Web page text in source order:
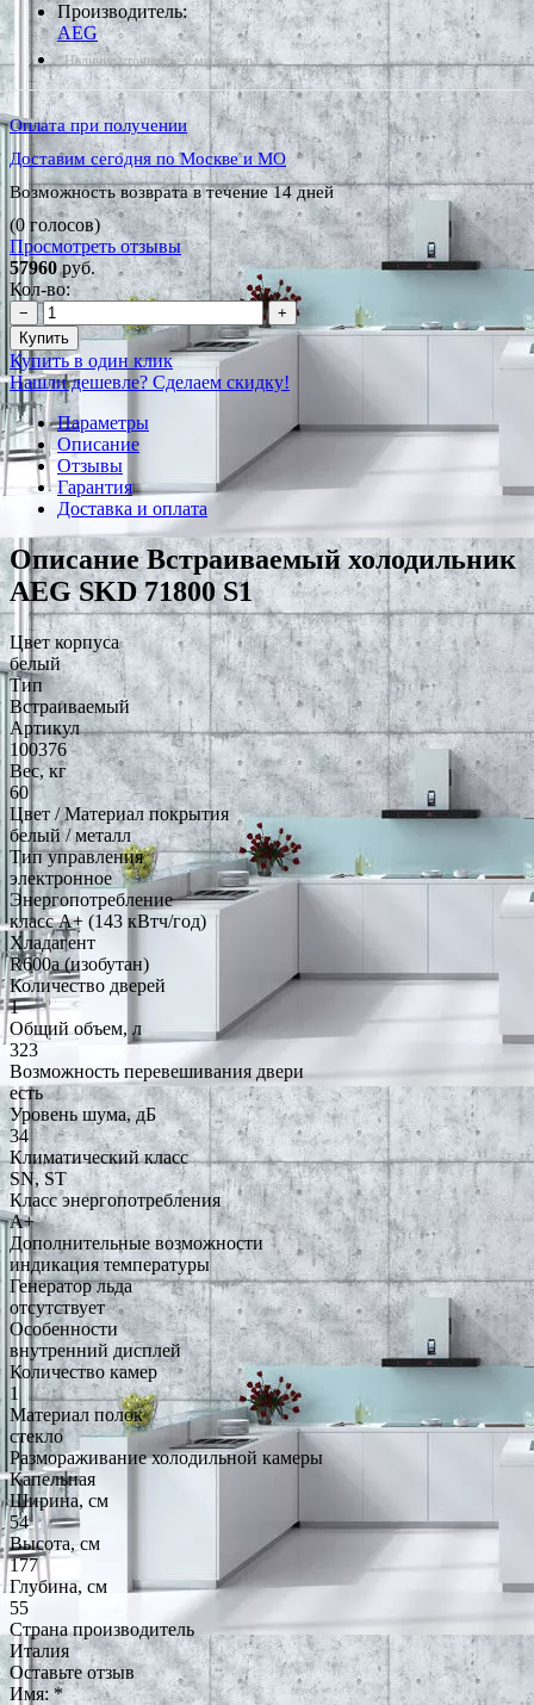
Производитель:
AEG
*Наличие уточняйте у менеджера
Оплата при получении
Доставим сегодня по Москве и МО
Возможность возврата в течение 14 дней
(0 голосов)
Просмотреть отзывы
57960руб.
Кол-во:
−
+
Купить
Купить в один клик
Нашли дешевле? Сделаем скидку!
Параметры
Описание
Отзывы
Гарантия
Доставка и оплата
Описание Встраиваемый холодильник
AEG SKD 71800 S1
Цвет корпуса
белый
Тип
Встраиваемый
Артикул
100376
Вес, кг
60
Цвет / Материал покрытия
белый / металл
Тип управления
электронное
Энергопотребление
класс A+ (143 кВтч/год)
Хладагент
R600a (изобутан)
Количество дверей
1
Общий объем, л
323
Возможность перевешивания двери
есть
Уровень шума, дБ
34
Климатический класс
SN, ST
Класс энергопотребления
A+
Дополнительные возможности
индикация температуры
Генератор льда
отсутствует
Особенности
внутренний дисплей
Количество камер
1
Материал полок
стекло
Размораживание холодильной камеры
Капельная
Ширина, см
54
Высота, см
177
Глубина, см
55
Страна производитель
Италия
Оставьте отзыв
Имя:*